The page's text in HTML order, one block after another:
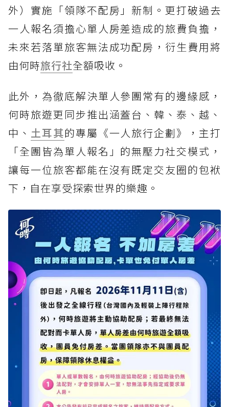
外）實施「領隊不配房」新制。更打破過去
一人報名須擔心單人房差造成的旅費負擔，
未來若落單旅客無法成功配房，衍生費用將
由何時旅行社全額吸收。
此外，為徹底解決單人參團常有的邊緣感，
何時旅遊更同步推出涵蓋台、韓、泰、越、
中、 土耳其的專屬《一人旅行企劃》，主打
「全團皆為單人報名」的無壓力社交模式，
讓每一位旅客都能在沒有既定交友圈的包袱
下，自在享受探索世界的樂趣。